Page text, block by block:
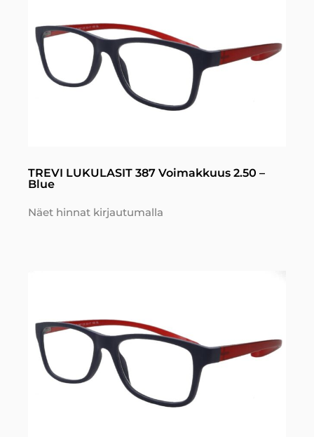
TREVI LUKULASIT 387 Voimakkuus 2.50 –
Blue
Näet hinnat kirjautumalla